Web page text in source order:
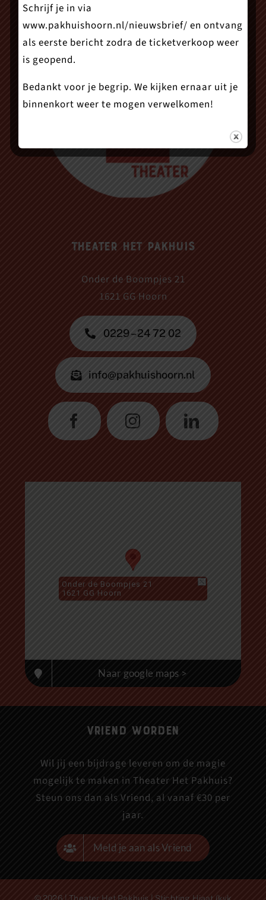
Onder de Boompjes 21
1621 GG Hoorn
Naar google maps >
Theater Het Pakhuis
Onder de Boompjes 21
1621 GG Hoorn
0229 – 24 72 02
info@pakhuishoorn.nl
Vriend worden
Wil jij een bijdrage leveren om de magie
mogelijk te maken in Theater Het Pakhuis?
Steun ons dan als Vriend, al vanaf €30 per
jaar.
Meld je aan als Vriend
Schrijf je in via
www.pakhuishoorn.nl/nieuwsbrief/ en ontvang
als eerste bericht zodra de ticketverkoop weer
is geopend.
Bedankt voor je begrip. We kijken ernaar uit je
binnenkort weer te mogen verwelkomen!